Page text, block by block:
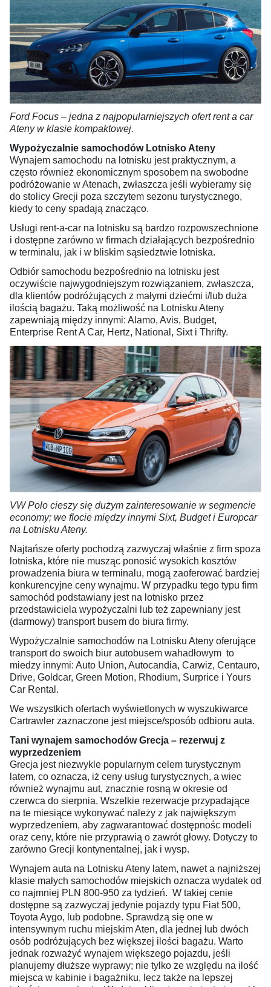
Ford Focus – jedna z najpopularniejszych ofert rent a car
Ateny w klasie kompaktowej.
Wypożyczalnie samochodów Lotnisko Ateny
Wynajem samochodu na lotnisku jest praktycznym, a
często również ekonomicznym sposobem na swobodne
podróżowanie w Atenach, zwłaszcza jeśli wybieramy się
do stolicy Grecji poza szczytem sezonu turystycznego,
kiedy to ceny spadają znacząco.
Usługi rent-a-car na lotnisku są bardzo rozpowszechnione
i dostępne zarówno w firmach działających bezpośrednio
w terminalu, jak i w bliskim sąsiedztwie lotniska.
Odbiór samochodu bezpośrednio na lotnisku jest
oczywiście najwygodniejszym rozwiązaniem, zwłaszcza,
dla klientów podróżujących z małymi dziećmi i/lub duża
ilością bagażu. Taką możliwość na Lotnisku Ateny
zapewniają między innymi: Alamo, Avis, Budget,
Enterprise Rent A Car, Hertz, National, Sixt i Thrifty.
VW Polo cieszy się dużym zainteresowanie w segmencie
economy; we flocie między innymi Sixt, Budget i Europcar
na Lotnisku Ateny.
Najtańsze oferty pochodzą zazwyczaj właśnie z firm spoza
lotniska, które nie musząc ponosić wysokich kosztów
prowadzenia biura w terminalu, mogą zaoferować bardziej
konkurencyjne ceny wynajmu. W przypadku tego typu firm
samochód podstawiany jest na lotnisko przez
przedstawiciela wypożyczalni lub też zapewniany jest
(darmowy) transport busem do biura firmy.
Wypożyczalnie samochodów na Lotnisku Ateny oferujące
transport do swoich biur autobusem wahadłowym to
miedzy innymi: Auto Union, Autocandia, Carwiz, Centauro,
Drive, Goldcar, Green Motion, Rhodium, Surprice i Yours
Car Rental.
We wszystkich ofertach wyświetlonych w wyszukiwarce
Cartrawler zaznaczone jest miejsce/sposób odbioru auta.
Tani wynajem samochodów Grecja – rezerwuj z
wyprzedzeniem
Grecja jest niezwykle popularnym celem turystycznym
latem, co oznacza, iż ceny usług turystycznych, a wiec
również wynajmu aut, znacznie rosną w okresie od
czerwca do sierpnia. Wszelkie rezerwacje przypadające
na te miesiące wykonywać należy z jak największym
wyprzedzeniem, aby zagwarantować dostępnośc modeli
oraz ceny, które nie przyprawią o zawrót głowy. Dotyczy to
zarówno Grecji kontynentalnej, jak i wysp.
Wynajem auta na Lotnisku Ateny latem, nawet a najniższej
klasie małych samochodów miejskich oznacza wydatek od
co najmniej PLN 800-950 za tydzień. W takiej cenie
dostępne są zazwyczaj jedynie pojazdy typu Fiat 500,
Toyota Aygo, lub podobne. Sprawdzą się one w
intensywnym ruchu miejskim Aten, dla jednej lub dwóch
osób podróżujących bez większej ilości bagażu. Warto
jednak rozważyć wynajem większego pojazdu, jeśli
planujemy dłuższe wyprawy; nie tylko ze względu na ilość
miejsca w kabinie i bagażniku, lecz także na lepszej